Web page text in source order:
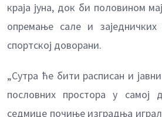
краја јуна, док би половином
опремање сале и заједничких
спортској доворани.
„Сутра ће бити расписан и
пословних простора у самој
седмице почиње изградња